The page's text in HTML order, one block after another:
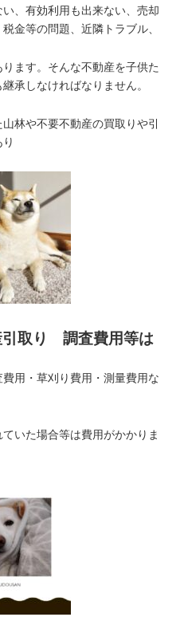
、有効利用も出来ない、売却
金等の問題、近隣トラブル、
ます。そんな不動産を子供た
承しなければなりません。
林や不要不動産の買取りや引
引取り 調査費用等は
用・草刈り費用・測量費用な
いた場合等は費用がかかりま